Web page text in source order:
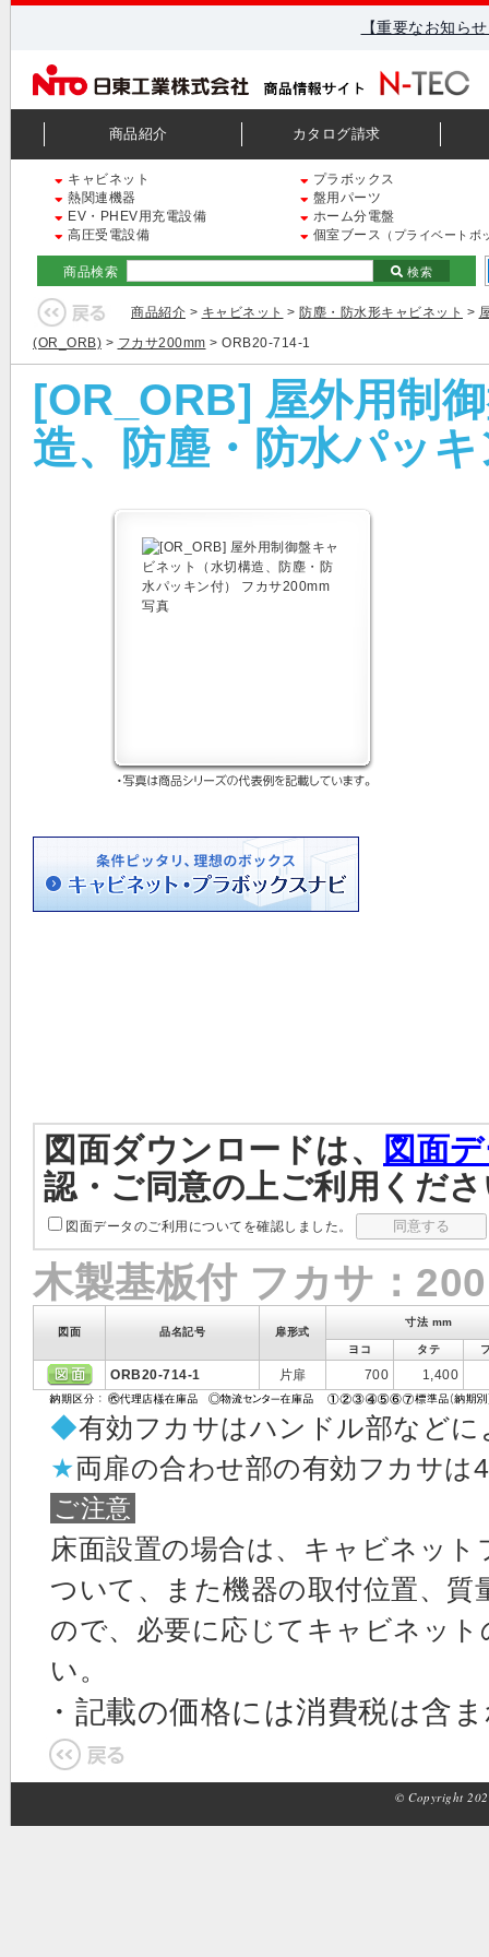
【重要なお知ら
商品紹介 カタログ請求
キャビネット
プラボックス
熱関連機器
盤用パーツ
EV・PHEV用充電設備
ホーム分電盤
高圧受電設備
個室ブース （プライベートボ
商品検索 検索
商品紹介 > キャビネット > 防塵・防水形キャビネット >
(OR_ORB) > フカサ200mm > ORB20-714-1
[OR_ORB] 屋外用制
造、防塵・防水パッ
図面ダウンロードは、
図面
認・ご同意の上ご利用くだ
図面データのご利用についてを確認しました。
木製基板付 フカサ：
図面 品名記号 扉形式
寸法 mm
ヨコ タテ
ORB20-714-1 片扉 700 1,400
◆有効フカサはハンドル部など
★両扉の合わせ部の有効フカサは
ご注意
床面設置の場合は、キャビネッ
ついて、また機器の取付位置、
ので、必要に応じてキャビネッ
い。
・記載の価格には消費税は含
© Copyright